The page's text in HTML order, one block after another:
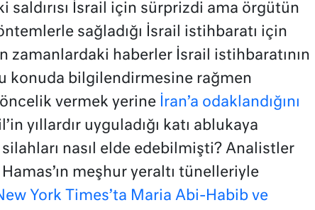
saldırısı İsrail için sürprizdi ama örgütün
sağladığı İsrail istihbaratı için
zamanlardaki haberler İsrail istihbaratının
konuda bilgilendirmesine rağmen
vermek yerine İran’a odaklandığını
yıllardır uyguladığı katı ablukaya
nasıl elde edebilmişti? Analistler
meşhur yeraltı tünelleriyle
York Times’ta Maria Abi-Habib ve